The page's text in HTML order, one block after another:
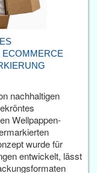
nachhaltigen
Wellpappen-
wurde für
entwickelt, lässt